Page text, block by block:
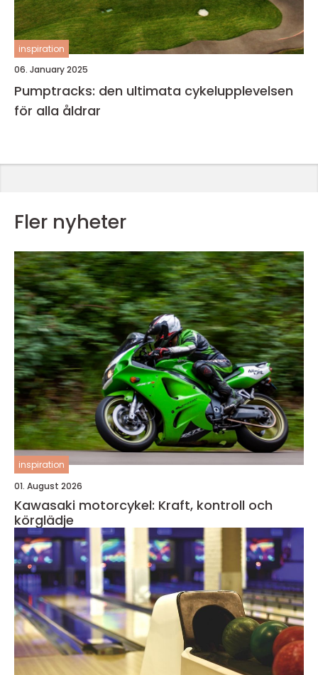
inspiration
06. January 2025
Pumptracks: den ultimata cykelupplevelsen
för alla åldrar
Fler nyheter
inspiration
01. August 2026
Kawasaki motorcykel: Kraft, kontroll och
körglädje